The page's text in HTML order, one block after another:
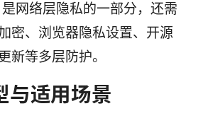
网络层隐私的一部分，还需
密、浏览器隐私设置、开源
新等多层防护。
与适用场景